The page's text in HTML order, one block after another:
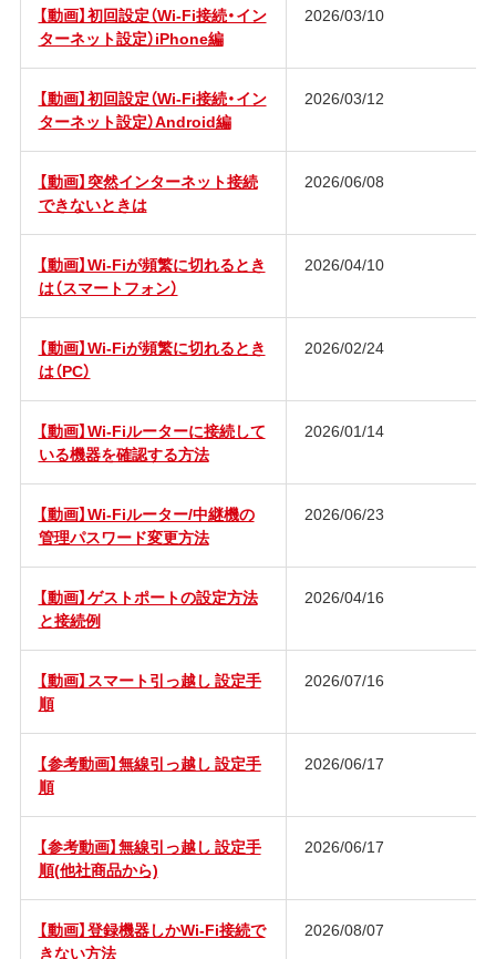
【動画】初回設定（Wi-Fi接続・イン
ターネット設定）iPhone編
2026/03/10
【動画】初回設定（Wi-Fi接続・イン
ターネット設定）Android編
2026/03/12
【動画】突然インターネット接続
できないときは
2026/06/08
【動画】Wi-Fiが頻繁に切れるとき
は（スマートフォン）
2026/04/10
【動画】Wi-Fiが頻繁に切れるとき
は（PC）
2026/02/24
【動画】Wi-Fiルーターに接続して
いる機器を確認する方法
2026/01/14
【動画】Wi-Fiルーター/中継機の
管理パスワード変更方法
2026/06/23
【動画】ゲストポートの設定方法
と接続例
2026/04/16
【動画】スマート引っ越し 設定手
順
2026/07/16
【参考動画】無線引っ越し 設定手
順
2026/06/17
【参考動画】無線引っ越し 設定手
順(他社商品から)
2026/06/17
【動画】登録機器しかWi-Fi接続で
きない方法
2026/08/07